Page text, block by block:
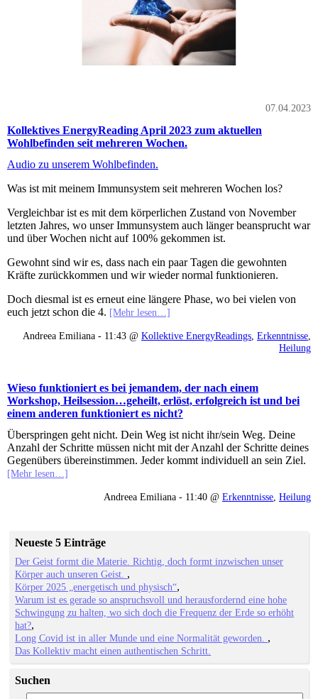
07.04.2023
Kollektives EnergyReading April 2023 zum aktuellen
Wohlbefinden seit mehreren Wochen.
Audio zu unserem Wohlbefinden.
Was ist mit meinem Immunsystem seit mehreren Wochen los?
Vergleichbar ist es mit dem körperlichen Zustand von November
letzten Jahres, wo unser Immunsystem auch länger beansprucht war
und über Wochen nicht auf 100% gekommen ist.
Gewohnt sind wir es, dass nach ein paar Tagen die gewohnten
Kräfte zurückkommen und wir wieder normal funktionieren.
Doch diesmal ist es erneut eine längere Phase, wo bei vielen von
euch jetzt schon die 4. [Mehr lesen…]
Andreea Emiliana - 11:43 @ Kollektive EnergyReadings Erkenntnisse
Heilung
Wieso funktioniert es bei jemandem, der nach einem
Workshop, Heilsession…geheilt, erlöst, erfolgreich ist und bei
einem anderen funktioniert es nicht?
Überspringen geht nicht. Dein Weg ist nicht ihr/sein Weg. Deine
Anzahl der Schritte müssen nicht mit der Anzahl der Schritte deines
Gegenübers übereinstimmen. Jeder kommt individuell an sein Ziel.
[Mehr lesen…]
Andreea Emiliana - 11:40 @ Erkenntnisse Heilung
Neueste 5 Einträge
Der Geist formt die Materie. Richtig, doch formt inzwischen unser
Körper auch unseren Geist.
Körper 2025 „energetisch und physisch“
Warum ist es gerade so anspruchsvoll und herausfordernd eine hohe
Schwingung zu halten, wo sich doch die Frequenz der Erde so erhöht
hat?
Long Covid ist in aller Munde und eine Normalität geworden.
Das Kollektiv macht einen authentischen Schritt.
Suchen